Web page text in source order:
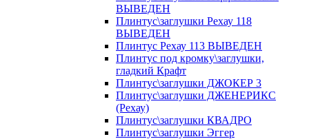
ВЫВЕДЕН
Плинтус\заглушки Рехау 118
ВЫВЕДЕН
Плинтус Рехау 113 ВЫВЕДЕН
Плинтус под кромку\заглушки,
гладкий Крафт
Плинтус\заглушки ДЖОКЕР 3
Плинтус\заглушки ДЖЕНЕРИКС
(Рехау)
Плинтус\заглушки КВАДРО
Плинтус\заглушки Эггер